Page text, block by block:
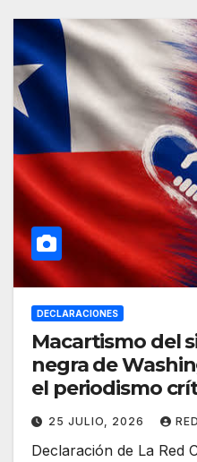
DECLARACIONES
Macartismo del
negra de
el periodismo
solidaridad
25 JULIO, 2026
Declaración de La Red